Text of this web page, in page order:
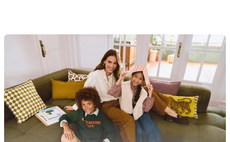
Notre
rentrer